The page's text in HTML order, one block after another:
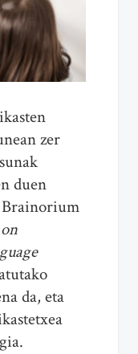
zer
duen
Brainorium
da, eta